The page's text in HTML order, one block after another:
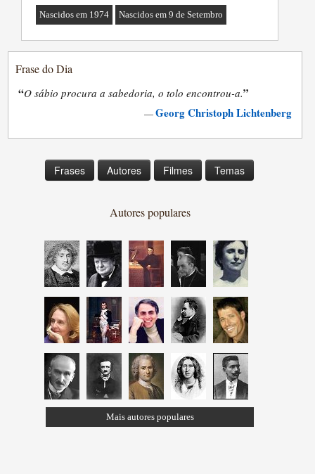
Nascidos em 1974 Nascidos em 9 de Setembro
Frase do Dia
“O sábio procura a sabedoria, o tolo encontrou-a.”
—Georg Christoph Lichtenberg
Frases Autores Filmes Temas
Autores populares
Mais autores populares